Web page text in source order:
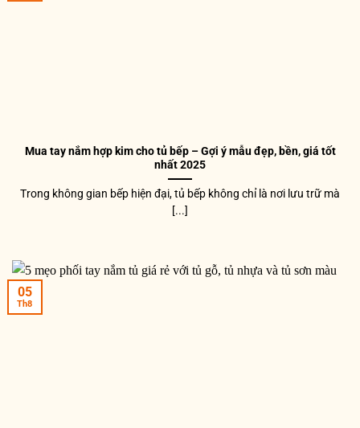
Mua tay nắm hợp kim cho tủ bếp – Gợi ý mẫu đẹp, bền, giá tốt
nhất 2025
Trong không gian bếp hiện đại, tủ bếp không chỉ là nơi lưu trữ mà
[...]
05
Th8